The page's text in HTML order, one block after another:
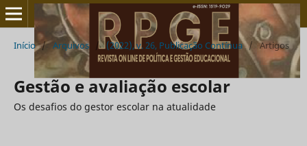
Início / Arquivos / (2022), v. 26, Publicação Contínua / Artigos
Gestão e avaliação escolar
Os desafios do gestor escolar na atualidade